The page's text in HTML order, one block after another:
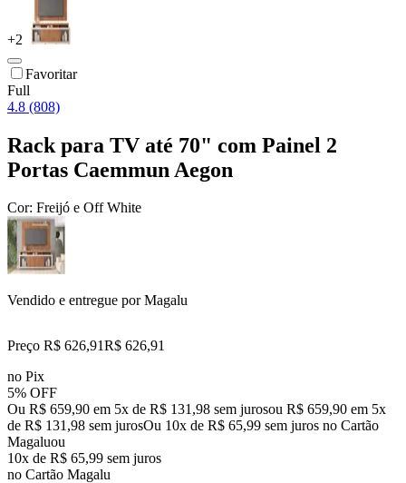
+2
Favoritar
Full
4.8 (808)
Rack para TV até 70" com Painel 2
Portas Caemmun Aegon
Cor: Freijó e Off White
Vendido e entregue por Magalu
Preço R$ 626,91R$ 626,91
no Pix
5% OFF
Ou R$ 659,90 em 5x de R$ 131,98 sem jurosou R$ 659,90 em 5x
de R$ 131,98 sem jurosOu 10x de R$ 65,99 sem juros no Cartão
Magaluou
10x de R$ 65,99 sem juros
no Cartão Magalu